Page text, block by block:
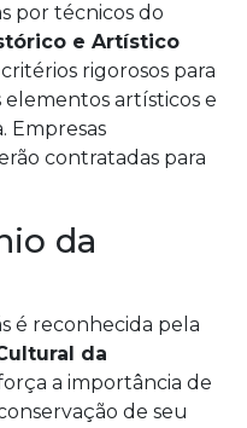
por técnicos do
e Artístico
rigorosos para
elementos artísticos e
Empresas
contratadas para
da
é reconhecida pela
da
a importância de
de seu